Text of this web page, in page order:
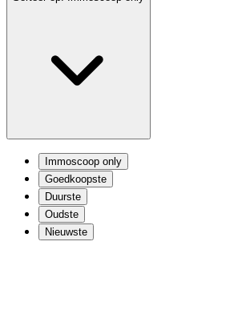
Immoscoop only
Goedkoopste
Duurste
Oudste
Nieuwste